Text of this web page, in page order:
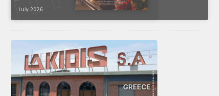
July 2026